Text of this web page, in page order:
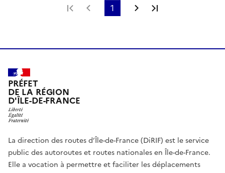
Première page
Page précédente
1 Page suivante
PRÉFET
DE LA RÉGION
D'ÎLE-DE-FRANCE
La direction des routes d’Île-de-France (DiRIF) est le service
public des autoroutes et routes nationales en Île-de-France.
Elle a vocation à permettre et faciliter les déplacements